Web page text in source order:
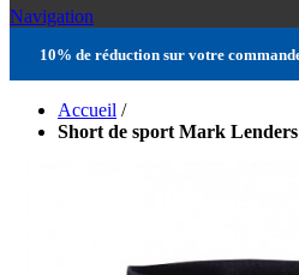
Navigation
10% de réduction sur votre
Accueil /
Short de sport Mark